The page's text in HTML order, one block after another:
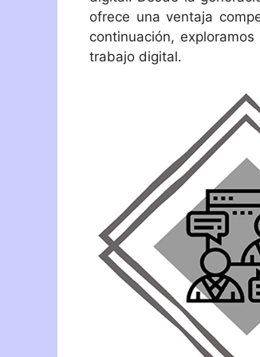
ofrece una ventaja
continuación,
trabajo digital.